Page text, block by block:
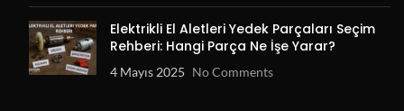
Elektrikli El Aletleri Yedek Parçaları Seçim
Rehberi: Hangi Parça Ne İşe Yarar?
4 Mayıs 2025 No Comments